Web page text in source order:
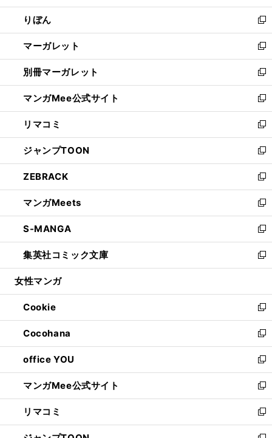
開
く
ウ
で
開
く
ン
ド
ウ
で
開
く
ウ
ィ
ン
ド
ウ
で
開
く
りぼん
新
し
い
ウ
ィ
ン
ド
ウ
で
開
く
マーガレット
新
し
い
ウ
ィ
ン
ド
ウ
で
開
く
別冊マーガレット
新
し
い
ウ
ィ
ン
ド
ウ
で
開
く
マンガMee公式サイト
新
し
い
ウ
ィ
ン
ド
ウ
で
開
く
リマコミ
新
し
い
ウ
ィ
ン
ド
ウ
で
開
く
ジャンプTOON
新
し
い
ウ
ィ
ン
ド
ウ
で
開
ZEBRACK
新
し
い
ウ
ィ
ン
ド
ウ
開
く
マンガMeets
新
し
い
ウ
ィ
ン
ウ
で
開
く
S-MANGA
新
し
い
ウ
ン
ド
ウ
で
開
く
集英社コミック文庫
新
し
ウ
ィ
ン
ド
ウ
で
開
く
女性マンガ
Cookie
新
し
い
ウ
ィ
ン
ド
ウ
で
開
Cocohana
新
し
い
ウ
ィ
ン
ド
ウ
office YOU
新
し
い
ウ
ィ
ン
マンガMee公式サイト
新
し
い
ウ
リマコミ
新
し